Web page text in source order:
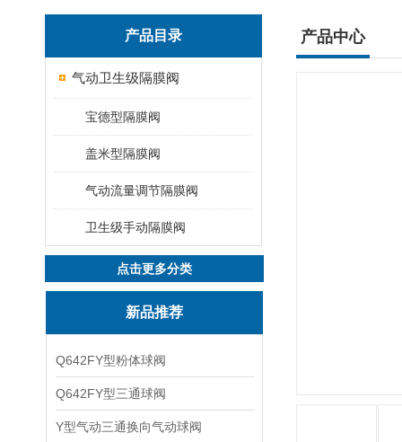
产品目录
气动卫生级隔膜阀
宝德型隔膜阀
盖米型隔膜阀
气动流量调节隔膜阀
卫生级手动隔膜阀
点击更多分类
新品推荐
Q642FY型粉体球阀
Q642FY型三通球阀
Y型气动三通换向气动球阀
产品中心